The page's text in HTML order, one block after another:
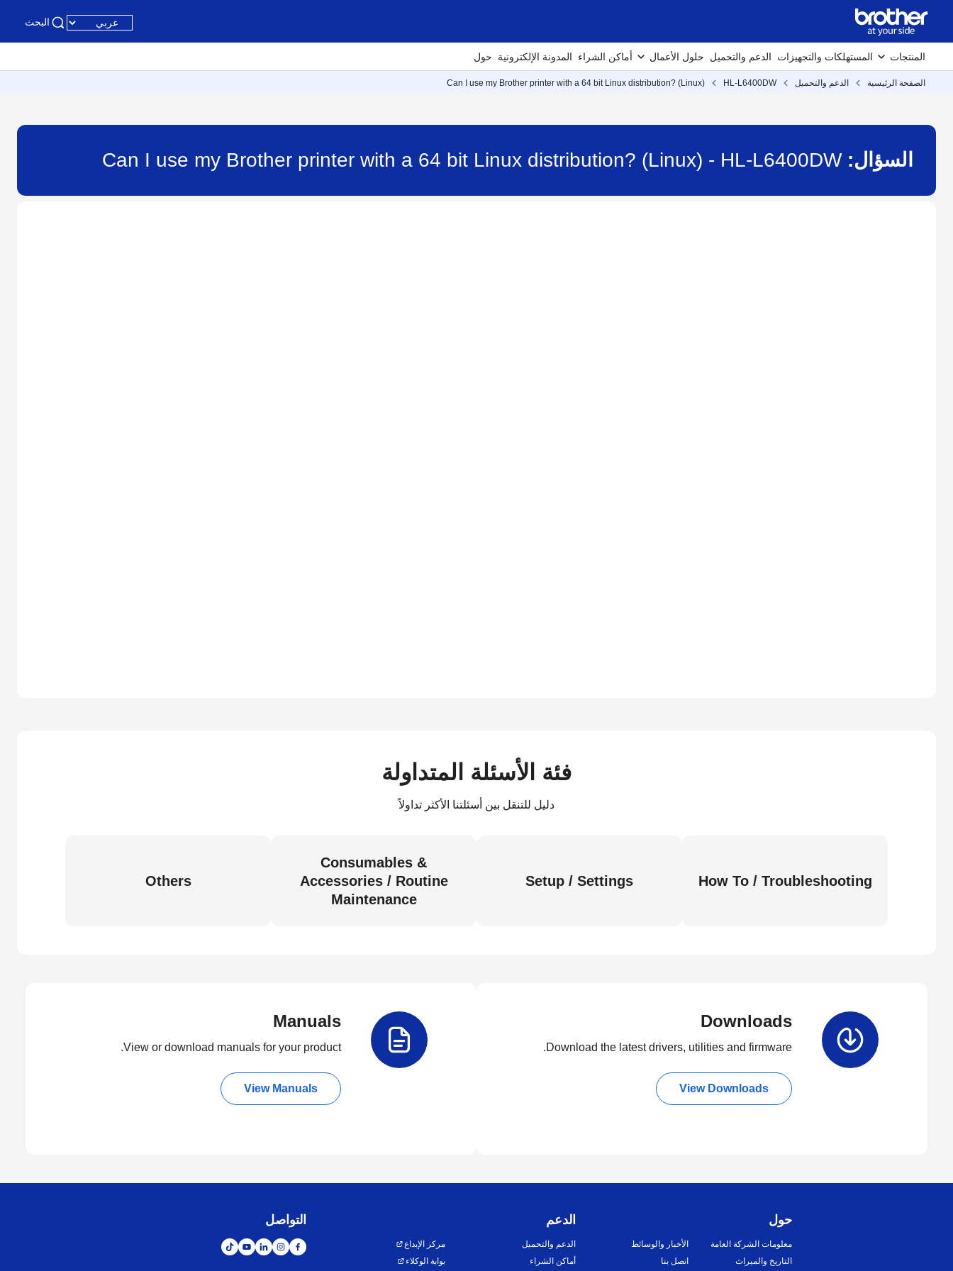
البحث
المنتجات المستهلكات والتجهيزات الدعم والتحميل حلول الأعمال أماكن الشراء المدونة الإلكترونية حول
الصفحة الرئيسية الدعم والتحميل HL-L6400DW
Can I use my Brother printer with a 64 bit Linux distribution? (Linux)
السؤال: Can I use my Brother printer with a 64 bit Linux distribution? (Linux) - HL-L6400DW
فئة الأسئلة المتداولة
دليل للتنقل بين أسئلتنا الأكثر تداولاً
How To / Troubleshooting
Setup / Settings
Consumables &
Accessories / Routine
Maintenance
Others
Downloads
Download the latest drivers, utilities and firmware.
View Downloads
Manuals
View or download manuals for your product.
View Manuals
حول
معلومات الشركة العامة
التاريخ والميراث
الأخبار والوسائط
اتصل بنا
الدعم
الدعم والتحميل
أماكن الشراء
مركز الإبداع
بوابة الوكلاء
التواصل